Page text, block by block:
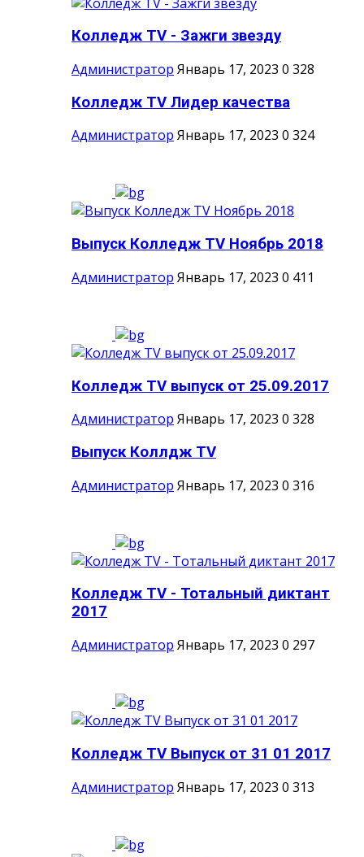
Колледж TV - Зажги звезду
Администратор Январь 17, 2023 0 328
Колледж TV Лидер качества
Администратор Январь 17, 2023 0 324
Выпуск Колледж TV Ноябрь 2018
Администратор Январь 17, 2023 0 411
Колледж TV выпуск от 25.09.2017
Администратор Январь 17, 2023 0 328
Выпуск Коллдж TV
Администратор Январь 17, 2023 0 316
Колледж TV - Тотальный диктант
2017
Администратор Январь 17, 2023 0 297
Колледж TV Выпуск от 31 01 2017
Администратор Январь 17, 2023 0 313